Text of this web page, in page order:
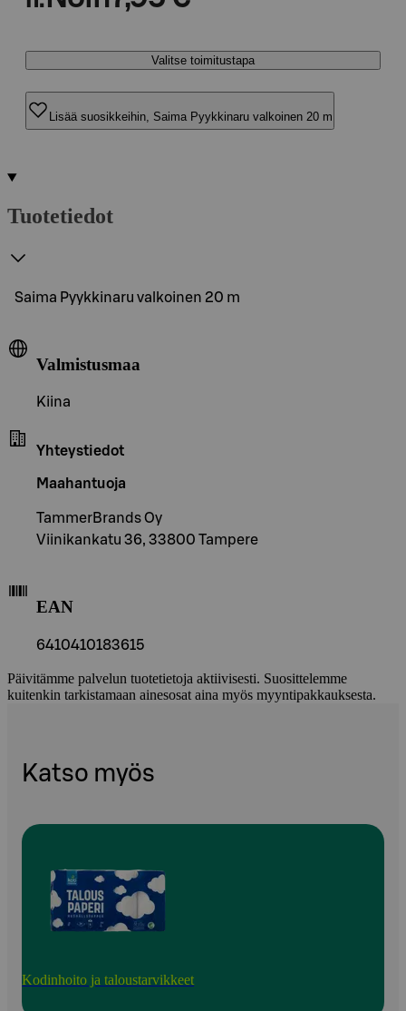
Valitse toimitustapa
Lisää suosikkeihin, Saima Pyykkinaru valkoinen 20 m
Tuotetiedot
Saima Pyykkinaru valkoinen 20 m
Valmistusmaa
Kiina
Yhteystiedot
Maahantuoja
TammerBrands Oy
Viinikankatu 36, 33800 Tampere
EAN
6410410183615
Päivitämme palvelun tuotetietoja aktiivisesti. Suosittelemme
kuitenkin tarkistamaan ainesosat aina myös myyntipakkauksesta.
Katso myös
Kodinhoito ja taloustarvikkeet